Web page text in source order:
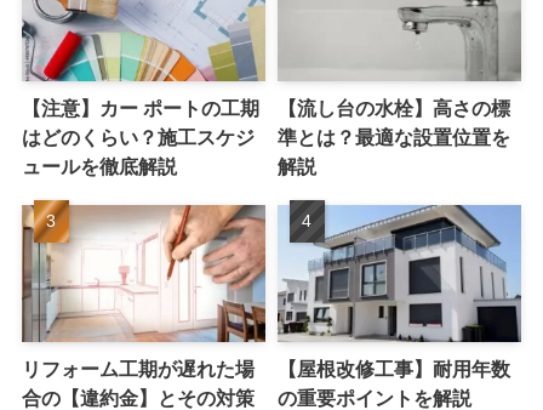
【注意】カー ポートの工期
はどのくらい？施工スケジ
ュールを徹底解説
【流し台の水栓】高さの標
準とは？最適な設置位置を
解説
リフォーム工期が遅れた場
合の【違約金】とその対策
【屋根改修工事】耐用年数
の重要ポイントを解説